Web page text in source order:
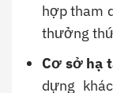
hợp tham
thưởng
Cơ sở hạ
dựng